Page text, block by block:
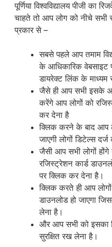
पूर्णिया विश्वविद्यालय पीजी का
चाहते तो आप लोग को नीचे सभी
प्रकार से –
सबसे पहले आप तमाम
के आधिकारिक वेबसाइट
डायरेक्ट लिंक के माध्यम
जैसे ही आप सभी इसके
करेंगे आप लोगों को
कर देना है
क्लिक करने के बाद आप
जाएगी लोगों डिटेल्स
जैसी आप सभी लोगों होंगे
रजिस्ट्रेशन कार्ड
पर क्लिक कर देना है।
क्लिक करते ही आप
डाउनलोड हो जाएगा
लेना है।
और आप सभी को इसका
सुरक्षित रख लेना है।